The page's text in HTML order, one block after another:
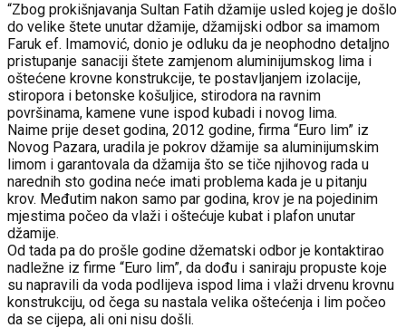
“Zbog prokišnjavanja Sultan Fatih džamije usled kojeg je došlo
do velike štete unutar džamije, džamijski odbor sa imamom
Faruk ef. Imamović, donio je odluku da je neophodno detaljno
pristupanje sanaciji štete zamjenom aluminijumskog lima i
oštećene krovne konstrukcije, te postavljanjem izolacije,
stiropora i betonske košuljice, stirodora na ravnim
površinama, kamene vune ispod kubadi i novog lima.
Naime prije deset godina, 2012 godine, firma “Euro lim” iz
Novog Pazara, uradila je pokrov džamije sa aluminijumskim
limom i garantovala da džamija što se tiče njihovog rada u
narednih sto godina neće imati problema kada je u pitanju
krov. Međutim nakon samo par godina, krov je na pojedinim
mjestima počeo da vlaži i oštećuje kubat i plafon unutar
džamije.
Od tada pa do prošle godine džematski odbor je kontaktirao
nadležne iz firme “Euro lim”, da dođu i saniraju propuste koje
su napravili da voda podlijeva ispod lima i vlaži drvenu krovnu
konstrukciju, od čega su nastala velika oštećenja i lim počeo
da se cijepa, ali oni nisu došli.